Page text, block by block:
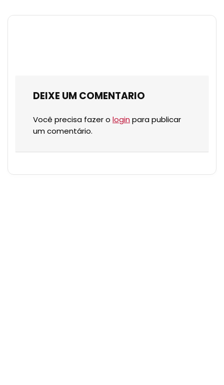
DEIXE UM COMENTARIO
Você precisa fazer o login para publicar
um comentário.